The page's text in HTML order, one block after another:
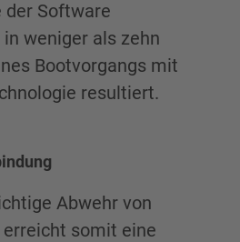
der Software
weniger als zehn
Bootvorgangs mit
resultiert.
Abwehr von
somit eine